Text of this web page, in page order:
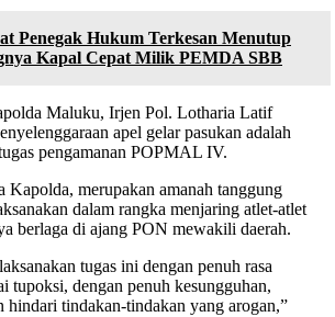
Penegak Hukum Terkesan Menutup
Kapal Cepat Milik PEMDA SBB
Maluku, Irjen Pol. Lotharia Latif
apel gelar pasukan adalah
pengamanan POPMAL IV.
Kapolda, merupakan amanah tanggung
dalam rangka menjaring atlet-atlet
berlaga di ajang PON mewakili daerah.
tugas ini dengan penuh rasa
tupoksi, dengan penuh kesungguhan,
hindari tindakan-tindakan yang arogan,”